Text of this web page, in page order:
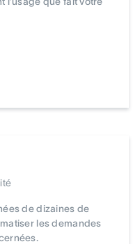
de dizaines de
les demandes